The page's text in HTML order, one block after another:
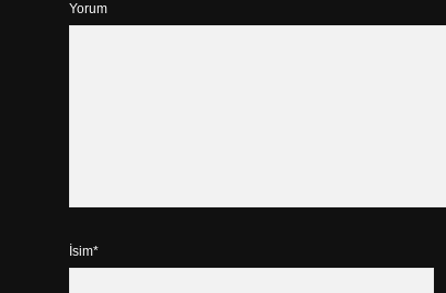
Yorum
İsim*